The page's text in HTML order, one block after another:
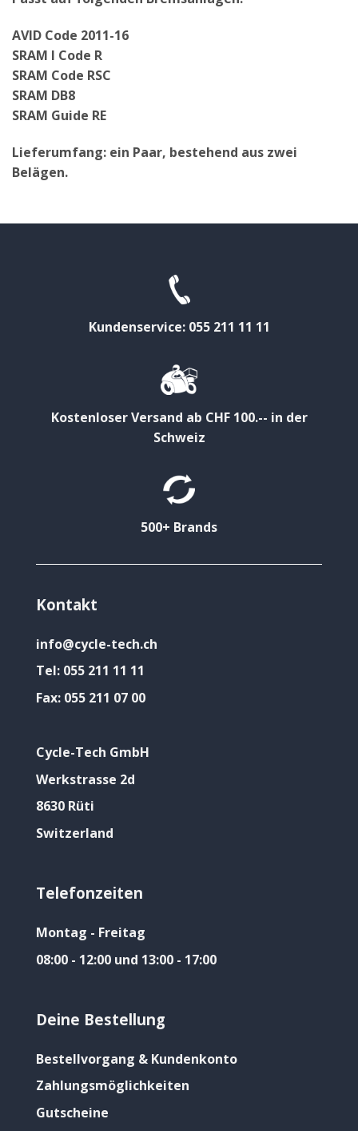
AVID Code 2011-16
SRAM I Code R
SRAM Code RSC
SRAM DB8
SRAM Guide RE
Lieferumfang: ein Paar, bestehend aus zwei
Belägen.
Kundenservice: 055 211 11 11
Kostenloser Versand ab CHF 100.-- in der
Schweiz
500+ Brands
Kontakt
info@cycle-tech.ch
Tel: 055 211 11 11
Fax: 055 211 07 00
Cycle-Tech GmbH
Werkstrasse 2d
8630 Rüti
Switzerland
Telefonzeiten
Montag - Freitag
08:00 - 12:00 und 13:00 - 17:00
Deine Bestellung
Bestellvorgang & Kundenkonto
Zahlungsmöglichkeiten
Gutscheine